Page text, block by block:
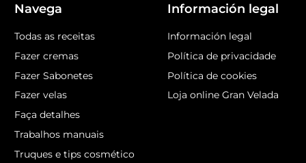
Navega
Todas as receitas
Fazer cremas
Fazer Sabonetes
Fazer velas
Faça detalhes
Trabalhos manuais
Truques e tips cosmético
Información legal
Información legal
Política de privacidade
Política de cookies
Loja online Gran Velada